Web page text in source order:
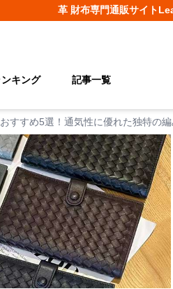
革 財布専門通販サイト
ンキング 記事一覧
すすめ5選！通気性に優れた独特の